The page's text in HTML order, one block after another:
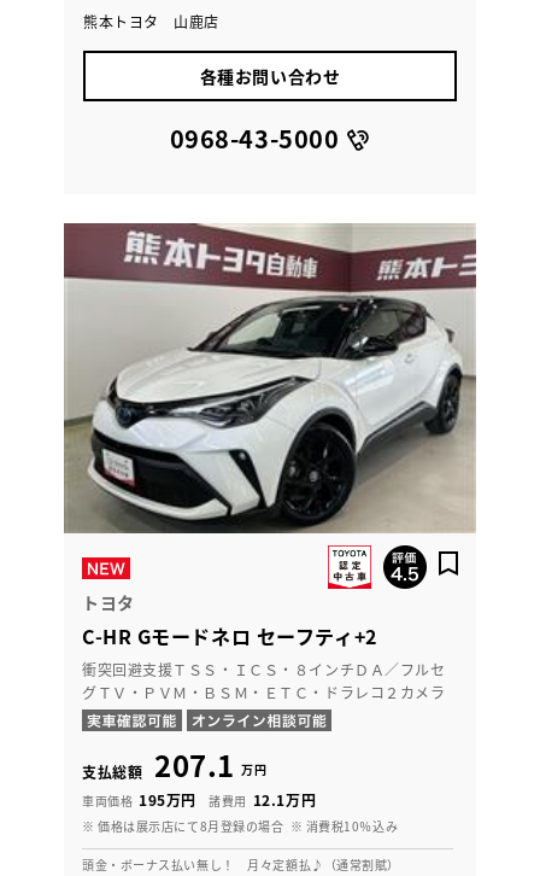
熊本トヨタ 山鹿店
各種お問い合わせ
0968-43-5000
トヨタ
C-HR Gモードネロ セーフティ+2
衝突回避支援ＴＳＳ・ＩＣＳ・８インチＤＡ／フルセ
グＴＶ・ＰＶＭ・ＢＳＭ・ＥＴＣ・ドラレコ２カメラ
支払総額 207.1 万円
車両価格 195万円 諸費用 12.1万円
※ 価格は展示店にて8月登録の場合 ※ 消費税10％込み
頭金・ボーナス払い無し！ 月々定額払♪（通常割賦）